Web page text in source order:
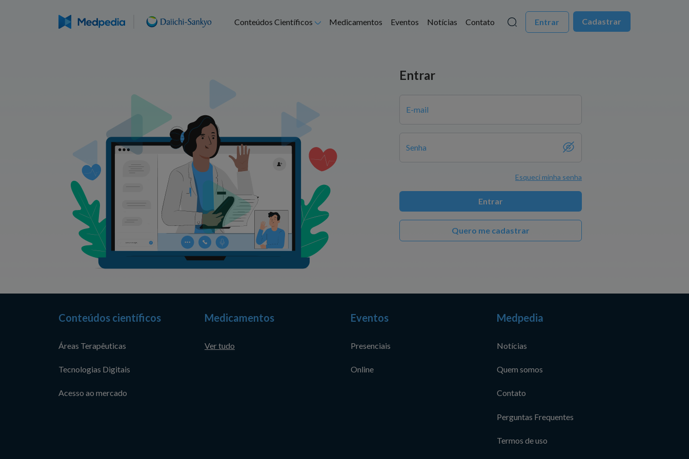
Conteúdos CientíficosAbrir submenu
Medicamentos Eventos Notícias Contato Entrar Cadastrar
Entrar
E-mail
Senha
Esqueci minha senha
Entrar
Quero me cadastrar
Conteúdos científicos
Áreas Terapêuticas
Tecnologias Digitais
Acesso ao mercado
Medicamentos
Ver tudo
Eventos
Presenciais
Online
Medpedia
Notícias
Quem somos
Contato
Perguntas Frequentes
Termos de uso